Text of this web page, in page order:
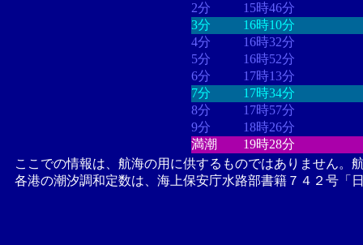
2分
15時46分
3分
16時10分
4分
16時32分
5分
16時52分
6分
17時13分
7分
17時34分
8分
17時57分
9分
18時26分
満潮
19時28分
ここでの情報は、航海の用に供するものではありません。
各港の潮汐調和定数は、海上保安庁水路部書籍７４２号「